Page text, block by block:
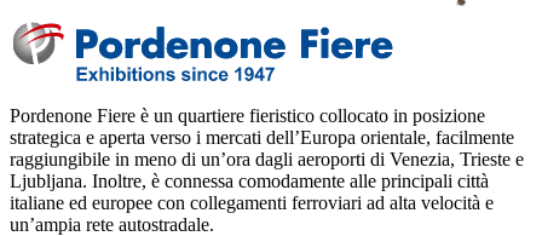
Pordenone Fiere è un quartiere fieristico collocato in posizione
strategica e aperta verso i mercati dell’Europa orientale, facilmente
raggiungibile in meno di un’ora dagli aeroporti di Venezia, Trieste e
Ljubljana‎. Inoltre, è connessa comodamente alle principali città
italiane ed europee con collegamenti ferroviari ad alta velocità e
un’ampia rete autostradale.